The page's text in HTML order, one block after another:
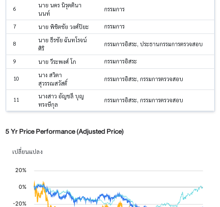
6
นาย นคร นิรุตตินา
นนท์
กรรมการ
7 นาย พิชิตชัย วงศ์ปิยะ กรรมการ
8
นาย ธีรชัย ฉันทโรจน์
ศิริ
กรรมการอิสระ, ประธานกรรมการตรวจสอบ
9 นาย วีระพงศ์ โก กรรมการอิสระ
10
นาง สวิตา
สุวรรณสวัสดิ์
กรรมการอิสระ, กรรมการตรวจสอบ
11
นางสาว อัญชลี บุญ
ทรงษีกุล
กรรมการอิสระ, กรรมการตรวจสอบ
5 Yr Price Performance (Adjusted Price)
เปลี่ยนแปลง